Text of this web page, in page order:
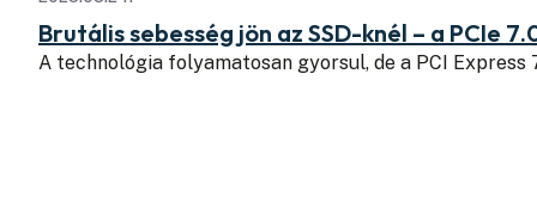
Brutális sebesség jön az SSD-knél – a PCIe
A technológia folyamatosan gyorsul, de a PCI Express